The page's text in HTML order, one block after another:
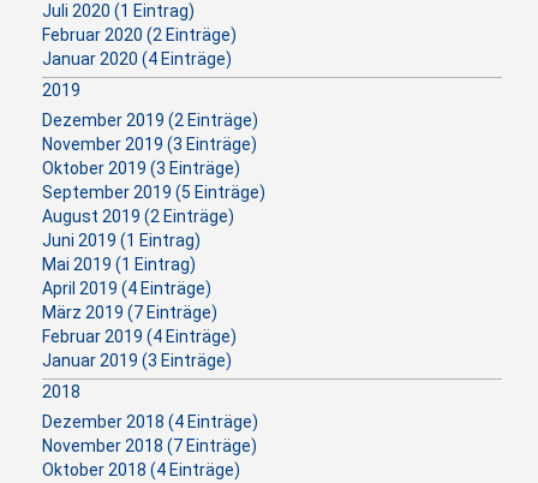
Juli 2020 (1 Eintrag)
Februar 2020 (2 Einträge)
Januar 2020 (4 Einträge)
2019
Dezember 2019 (2 Einträge)
November 2019 (3 Einträge)
Oktober 2019 (3 Einträge)
September 2019 (5 Einträge)
August 2019 (2 Einträge)
Juni 2019 (1 Eintrag)
Mai 2019 (1 Eintrag)
April 2019 (4 Einträge)
März 2019 (7 Einträge)
Februar 2019 (4 Einträge)
Januar 2019 (3 Einträge)
2018
Dezember 2018 (4 Einträge)
November 2018 (7 Einträge)
Oktober 2018 (4 Einträge)